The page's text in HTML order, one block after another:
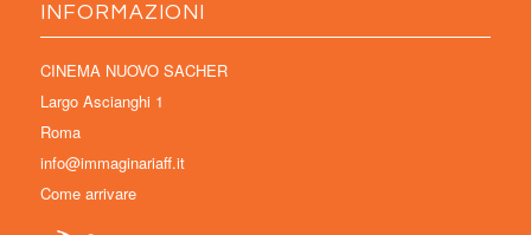
INFORMAZIONI
CINEMA NUOVO SACHER
Largo Ascianghi 1
Roma
info@immaginariaff.it
Come arrivare